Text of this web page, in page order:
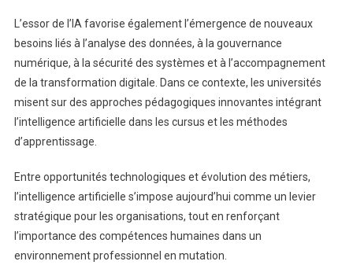
L’essor de l’IA favorise également l’émergence de nouveaux
besoins liés à l’analyse des données, à la gouvernance
numérique, à la sécurité des systèmes et à l’accompagnement
de la transformation digitale. Dans ce contexte, les universités
misent sur des approches pédagogiques innovantes intégrant
l’intelligence artificielle dans les cursus et les méthodes
d’apprentissage.
Entre opportunités technologiques et évolution des métiers,
l’intelligence artificielle s’impose aujourd’hui comme un levier
stratégique pour les organisations, tout en renforçant
l’importance des compétences humaines dans un
environnement professionnel en mutation.